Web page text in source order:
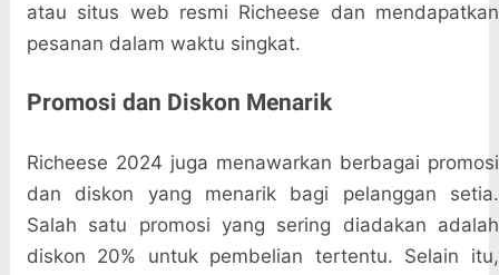
atau situs web resmi Richeese dan mendapatkan
pesanan dalam waktu singkat.
Promosi dan Diskon Menarik
Richeese 2024 juga menawarkan berbagai promosi
dan diskon yang menarik bagi pelanggan setia.
Salah satu promosi yang sering diadakan adalah
diskon 20% untuk pembelian tertentu. Selain itu,